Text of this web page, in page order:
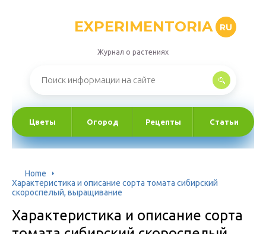
EXPERIMENTORIA RU
Журнал о растениях
Цветы Огород Рецепты Статьи
Home
Характеристика и описание сорта томата сибирский
скороспелый, выращивание
Характеристика и описание сорта